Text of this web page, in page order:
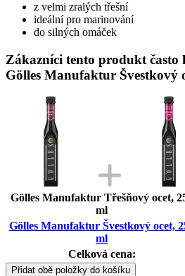
z velmi zralých třešní
ideální pro marinování
do silných omáček
Zákazníci tento produkt
Gölles Manufaktur Švestkový
Gölles Manufaktur Třešňový ocet,
ml
Gölles Manufaktur Švestkový ocet,
ml
Celková cena:
Přidat obě položky do košíku